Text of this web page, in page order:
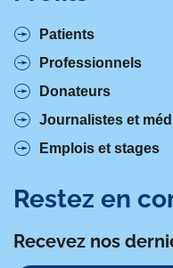
Patients
Professionnels
Donateurs
Journalistes et
Emplois et stages
Restez en
Recevez nos